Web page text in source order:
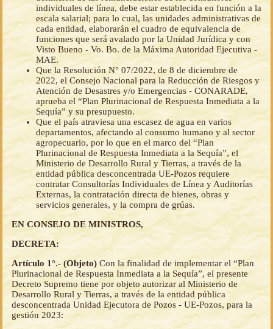
individuales de línea, debe estar establecida en función a la
escala salarial; para lo cual, las unidades administrativas de
cada entidad, elaborarán el cuadro de equivalencia de
funciones que será avalado por la Unidad Jurídica y con
Visto Bueno - Vo. Bo. de la Máxima Autoridad Ejecutiva -
MAE.
Que la Resolución N° 07/2022, de 8 de diciembre de
2022, el Consejo Nacional para la Reducción de Riesgos y
Atención de Desastres y/o Emergencias - CONARADE,
aprueba el “Plan Plurinacional de Respuesta Inmediata a la
Sequía” y su presupuesto.
Que el país atraviesa una escasez de agua en varios
departamentos, afectando al consumo humano y al sector
agropecuario, por lo que en el marco del “Plan
Plurinacional de Respuesta Inmediata a la Sequía”, el
Ministerio de Desarrollo Rural y Tierras, a través de la
entidad pública desconcentrada UE-Pozos requiere
contratar Consultorías Individuales de Línea y Auditorías
Externas, la contratación directa de bienes, obras y
servicios generales, y la compra de grúas.
EN CONSEJO DE MINISTROS,
DECRETA:
Artículo 1°.- (Objeto) Con la finalidad de implementar el “Plan
Plurinacional de Respuesta Inmediata a la Sequía”, el presente
Decreto Supremo tiene por objeto autorizar al Ministerio de
Desarrollo Rural y Tierras, a través de la entidad pública
desconcentrada Unidad Ejecutora de Pozos - UE-Pozos, para la
gestión 2023: